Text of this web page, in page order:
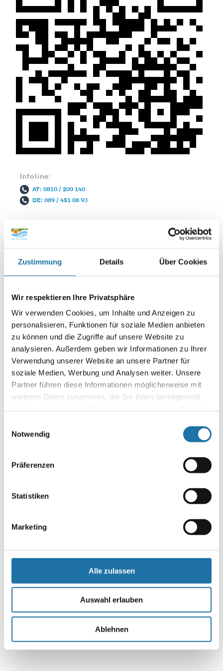
Zustimmung Details Über Cookies
Wir respektieren Ihre Privatsphäre
Wir verwenden Cookies, um Inhalte und Anzeigen zu
personalisieren, Funktionen für soziale Medien anbieten
zu können und die Zugriffe auf unsere Website zu
analysieren. Außerdem geben wir Informationen zu Ihrer
Verwendung unserer Website an unsere Partner für
soziale Medien, Werbung und Analysen weiter. Unsere
Partner führen diese Informationen möglicherweise mit
weiteren Daten zusammen, die Sie ihnen bereitgestellt
unsererDatenschutzerklärung
Notwendig
Präferenzen
Statistiken
Marketing
Alle zulassen
Auswahl erlauben
Ablehnen
Infoline:
AT: 0810 / 200 140
DE: 089 / 451 08 93
SCHREIBE EINEN KOMMENTAR
Deine E-Mail-Adresse wird nicht veröffentlicht. Erforderliche
Felder sind mit
markiert
Kommentar*